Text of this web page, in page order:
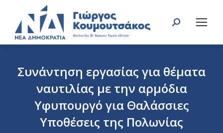
Search:
Συνάντηση εργασίας για θέματα
ναυτιλίας με την αρμόδια
Υφυπουργό για Θαλάσσιες
Υποθέσεις της Πολωνίας